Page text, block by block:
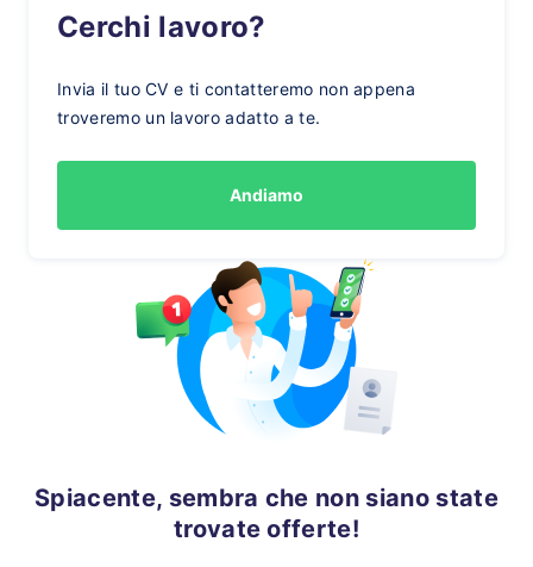
Cerchi lavoro?
Invia il tuo CV e ti contatteremo non appena
troveremo un lavoro adatto a te.
Andiamo
Spiacente, sembra che non siano state
trovate offerte!